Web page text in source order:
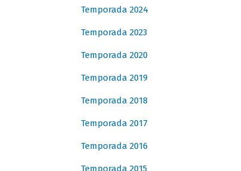
Temporada 2024
Temporada 2023
Temporada 2020
Temporada 2019
Temporada 2018
Temporada 2017
Temporada 2016